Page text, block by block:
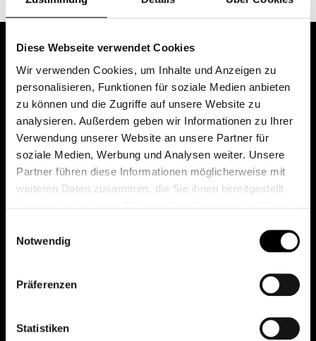
Diese Webseite verwendet Cookies
Wir verwenden Cookies, um Inhalte und Anzeigen zu
personalisieren, Funktionen für soziale Medien anbieten
zu können und die Zugriffe auf unsere Website zu
analysieren. Außerdem geben wir Informationen zu Ihrer
Verwendung unserer Website an unsere Partner für
soziale Medien, Werbung und Analysen weiter. Unsere
Partner führen diese Informationen möglicherweise mit
weiteren Daten zusammen, die Sie ihnen bereitgestellt
Notwendig
Präferenzen
Statistiken
Das erste Depot in Österreich mit 0€ Kontoführung,
0€ Ausgabeaufschlag und 0€ Depotgebühren bei
knapp 2000 Fonds und 0€ Orderspesen.
All rights reserved.